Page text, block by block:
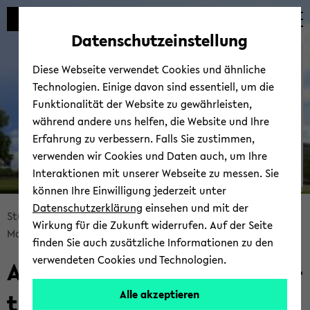
Automatische
vermeiden
zum
wechseln
zum
wechseln
zum
wechseln
Bread­
crumb
sprin­
gen
und
Stu­di­um Lehr­amt
Im Lehr­amts­stu­di­um
Mas­ter of Edu­ca­ti­on
Über­blick Mas­ter­ab­schluss
ti­on - BiSEd
Bie­
le­
fel­
der
Leh­
nen­
© Uni­ver­si­tät Bie­le­feld
Ab­schluss Mas­ter of Edu­ca­
ti­on
Datenschutzeinstellung
Diese Webseite verwendet Cookies und ähnliche
Technologien. Einige davon sind essentiell, um die
Funktionalität der Website zu gewährleisten,
während andere uns helfen, die Website und Ihre
Erfahrung zu verbessern. Falls Sie zustimmen,
verwenden wir Cookies und Daten auch, um Ihre
Interaktionen mit unserer Webseite zu messen. Sie
können Ihre Einwilligung jederzeit unter
Datenschutzerklärung einsehen und mit der
Wirkung für die Zukunft widerrufen. Auf der Seite
finden Sie auch zusätzliche Informationen zu den
verwendeten Cookies und Technologien.
Alle akzeptieren